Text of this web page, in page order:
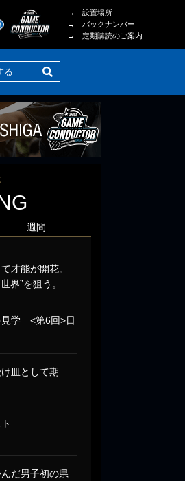
→ 設置場所
→ バックナンバー
→ 定期購読のご案内
才能が開花。
界”を狙う。
見学 <第6回>日
皿として期
んだ男子初の県
週間